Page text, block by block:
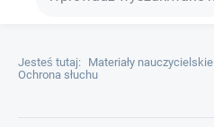
Jesteś tutaj: Materiały nauczycielskie
Ochrona słuchu